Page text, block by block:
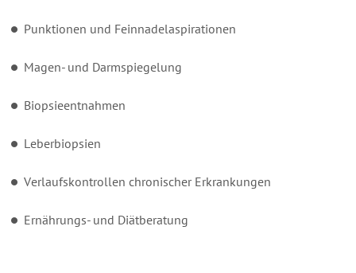
Punktionen und Feinnadelaspirationen
Magen- und Darmspiegelung
Biopsieentnahmen
Leberbiopsien
Verlaufskontrollen chronischer Erkrankungen
Ernährungs- und Diätberatung